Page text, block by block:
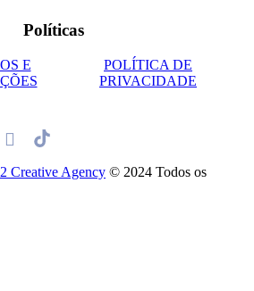
Políticas
E
POLÍTICA DE
PRIVACIDADE
Creative Agency © 2024 Todos os